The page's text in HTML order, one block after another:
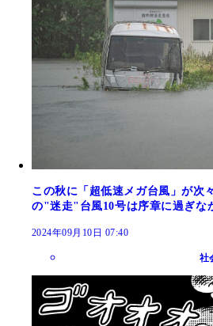
この秋に「超低速メガ台風」が
の"迷走"台風10号は序章に過ぎな
2024年09月10日 07:40
社